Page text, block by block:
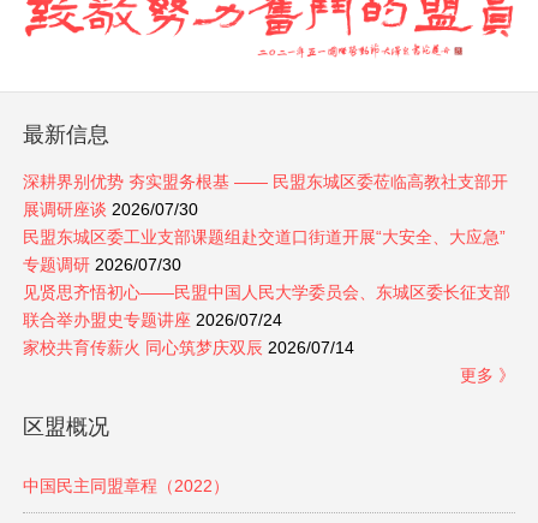
最新信息
深耕界别优势 夯实盟务根基 —— 民盟东城区委莅临高教社支部开
展调研座谈 2026/07/30
民盟东城区委工业支部课题组赴交道口街道开展“大安全、大应急”
专题调研2026/07/30
见贤思齐悟初心——民盟中国人民大学委员会、东城区委长征支部
联合举办盟史专题讲座 2026/07/24
家校共育传薪火 同心筑梦庆双辰 2026/07/14
更多 》
区盟概况
中国民主同盟章程（2022）